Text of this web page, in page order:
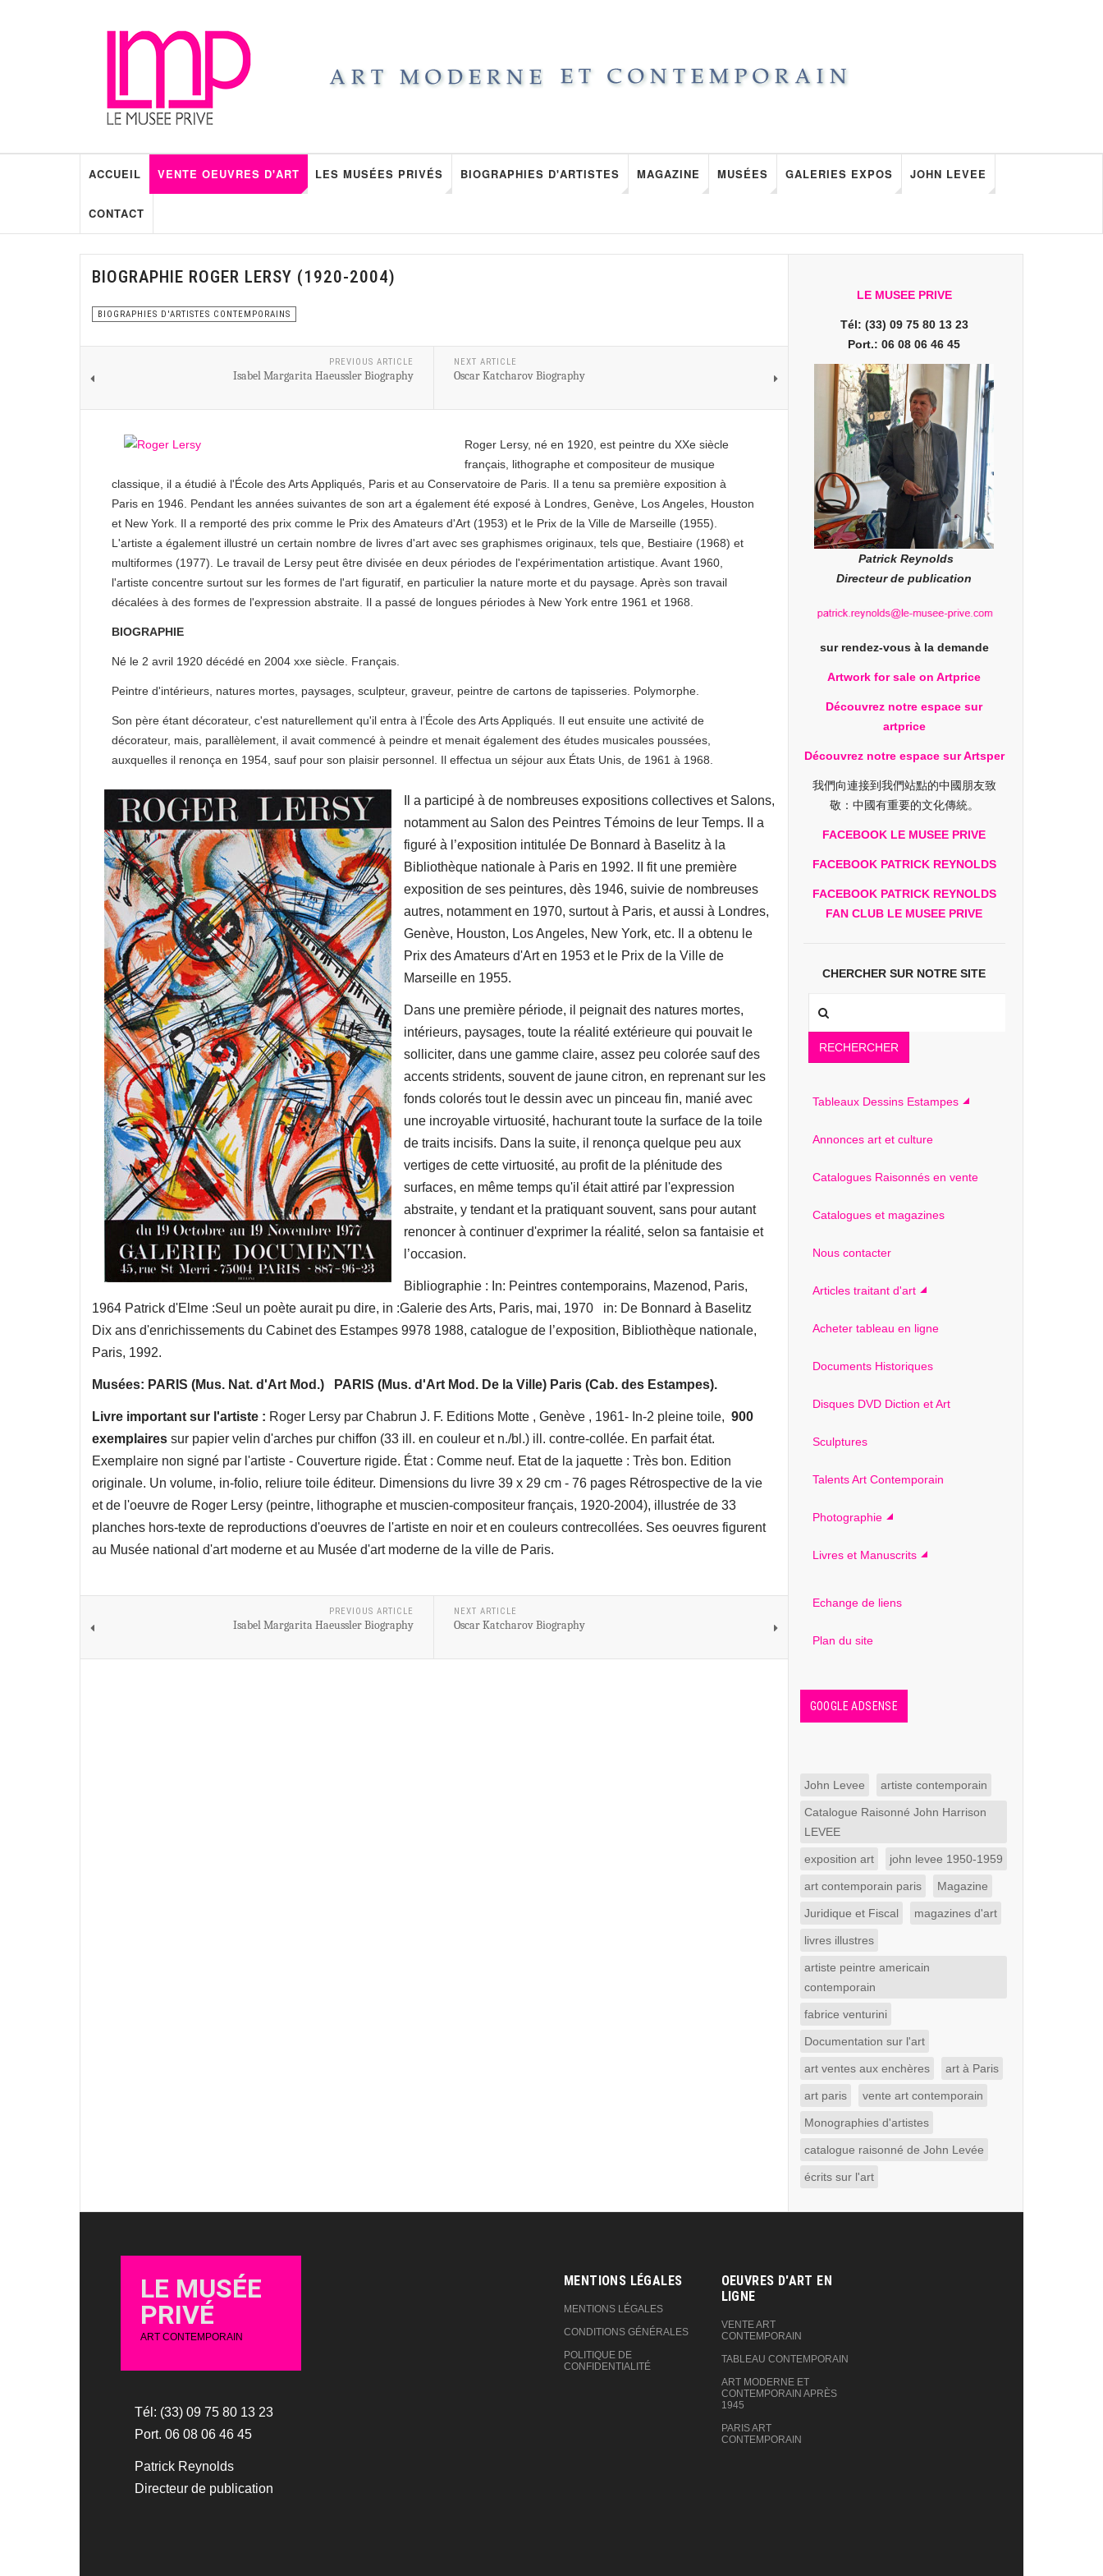
ACCUEIL VENTE OEUVRES D'ART LES MUSÉES PRIVÉS BIOGRAPHIES D'ARTISTES MAGAZINE MUSÉES GALERIES EXPOS JOHN LEVEE
CONTACT
BIOGRAPHIE ROGER LERSY (1920-2004)
BIOGRAPHIES D'ARTISTES CONTEMPORAINS
PREVIOUS ARTICLE
Isabel Margarita Haeussler Biography
NEXT ARTICLE
Oscar Katcharov Biography
Roger Lersy, né en 1920, est peintre du XXe siècle
français, lithographe et compositeur de musique
classique, il a étudié à l'École des Arts Appliqués, Paris et au Conservatoire de Paris. Il a tenu sa première exposition à
Paris en 1946. Pendant les années suivantes de son art a également été exposé à Londres, Genève, Los Angeles, Houston
et New York. Il a remporté des prix comme le Prix des Amateurs d'Art (1953) et le Prix de la Ville de Marseille (1955).
L'artiste a également illustré un certain nombre de livres d'art avec ses graphismes originaux, tels que, Bestiaire (1968) et
multiformes (1977). Le travail de Lersy peut être divisée en deux périodes de l'expérimentation artistique. Avant 1960,
l'artiste concentre surtout sur ​​les formes de l'art figuratif, en particulier la nature morte et du paysage. Après son travail
décalées à des formes de l'expression abstraite. Il a passé de longues périodes à New York entre 1961 et 1968.
BIOGRAPHIE
Né le 2 avril 1920 décédé en 2004 xxe siècle. Français.
Peintre d'intérieurs, natures mortes, paysages, sculpteur, graveur, peintre de cartons de tapisseries. Polymorphe.
Son père étant décorateur, c'est naturellement qu'il entra à l’École des Arts Appliqués. Il eut ensuite une activité de
décorateur, mais, parallèlement, il avait commencé à peindre et menait également des études musicales poussées,
auxquelles il renonça en 1954, sauf pour son plaisir personnel. Il effectua un séjour aux États Unis, de 1961 à 1968.
Il a participé à de nombreuses expositions collectives et Salons,
notamment au Salon des Peintres Témoins de leur Temps. II a
figuré à l’exposition intitulée De Bonnard à Baselitz à la
Bibliothèque nationale à Paris en 1992. II fit une première
exposition de ses peintures, dès 1946, suivie de nombreuses
autres, notamment en 1970, surtout à Paris, et aussi à Londres,
Genève, Houston, Los Angeles, New York, etc. Il a obtenu le
Prix des Amateurs d'Art en 1953 et le Prix de la Ville de
Marseille en 1955.
Dans une première période, il peignait des natures mortes,
intérieurs, paysages, toute la réalité extérieure qui pouvait le
solliciter, dans une gamme claire, assez peu colorée sauf des
accents stridents, souvent de jaune citron, en reprenant sur les
fonds colorés tout le dessin avec un pinceau fin, manié avec
une incroyable virtuosité, hachurant toute la surface de la toile
de traits incisifs. Dans la suite, il renonça quelque peu aux
vertiges de cette virtuosité, au profit de la plénitude des
surfaces, en même temps qu'il était attiré par l'expression
abstraite, y tendant et la pratiquant souvent, sans pour autant
renoncer à continuer d'exprimer la réalité, selon sa fantaisie et
l’occasion.
Bibliographie : In: Peintres contemporains, Mazenod, Paris,
1964 Patrick d'Elme :Seul un poète aurait pu dire, in :Galerie des Arts, Paris, mai, 1970 in: De Bonnard à Baselitz
Dix ans d'enrichissements du Cabinet des Estampes 9978 1988, catalogue de l’exposition, Bibliothèque nationale,
Paris, 1992.
Musées: PARIS (Mus. Nat. d'Art Mod.) PARIS (Mus. d'Art Mod. De la Ville) Paris (Cab. des Estampes).
Livre important sur l'artiste : Roger Lersy par Chabrun J. F. Editions Motte , Genève , 1961- In-2 pleine toile, 900
exemplaires sur papier velin d'arches pur chiffon (33 ill. en couleur et n./bl.) ill. contre-collée. En parfait état.
Exemplaire non signé par l'artiste - Couverture rigide. État : Comme neuf. Etat de la jaquette : Très bon. Edition
originale. Un volume, in-folio, reliure toile éditeur. Dimensions du livre 39 x 29 cm - 76 pages Rétrospective de la vie
et de l'oeuvre de Roger Lersy (peintre, lithographe et muscien-compositeur français, 1920-2004), illustrée de 33
planches hors-texte de reproductions d'oeuvres de l'artiste en noir et en couleurs contrecollées. Ses oeuvres figurent
au Musée national d'art moderne et au Musée d'art moderne de la ville de Paris.
PREVIOUS ARTICLE
Isabel Margarita Haeussler Biography
NEXT ARTICLE
Oscar Katcharov Biography
LE MUSEE PRIVE
Tél: (33) 09 75 80 13 23
Port.: 06 08 06 46 45
Patrick Reynolds
Directeur de publication
sur rendez-vous à la demande
Artwork for sale on Artprice
Découvrez notre espace sur
artprice
Découvrez notre espace sur Artsper
我們向連接到我們站點的中國朋友致
敬：中國有重要的文化傳統。
FACEBOOK LE MUSEE PRIVE
FACEBOOK PATRICK REYNOLDS
FACEBOOK PATRICK REYNOLDS
FAN CLUB LE MUSEE PRIVE
CHERCHER SUR NOTRE SITE
RECHERCHER
Tableaux Dessins Estampes
Annonces art et culture
Catalogues Raisonnés en vente
Catalogues et magazines
Nous contacter
Articles traitant d'art
Acheter tableau en ligne
Documents Historiques
Disques DVD Diction et Art
Sculptures
Talents Art Contemporain
Photographie
Livres et Manuscrits
Echange de liens
Plan du site
GOOGLE ADSENSE
John Levee artiste contemporain
Catalogue Raisonné John Harrison
LEVEE
exposition art john levee 1950-1959
art contemporain paris Magazine
Juridique et Fiscal magazines d'art
livres illustres
artiste peintre americain
contemporain
fabrice venturini
Documentation sur l'art
art ventes aux enchères art à Paris
art paris vente art contemporain
Monographies d'artistes
catalogue raisonné de John Levée
écrits sur l'art
LE MUSÉE
PRIVÉ
ART CONTEMPORAIN
Tél: (33) 09 75 80 13 23
Port. 06 08 06 46 45
Patrick Reynolds
Directeur de publication
MENTIONS LÉGALES
MENTIONS LÉGALES
CONDITIONS GÉNÉRALES
POLITIQUE DE
CONFIDENTIALITÉ
OEUVRES D'ART EN
LIGNE‎
VENTE ART
CONTEMPORAIN
TABLEAU CONTEMPORAIN
ART MODERNE ET
CONTEMPORAIN APRÈS
1945
PARIS ART
CONTEMPORAIN